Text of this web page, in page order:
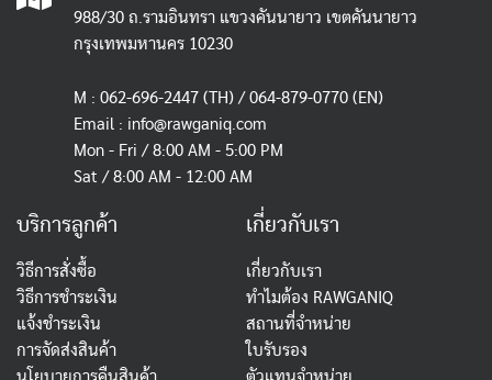
988/30 ถ.รามอินทรา แขวงคันนายาว เขตคันนายาว
กรุงเทพมหานคร 10230
M : 062-696-2447 (TH) / 064-879-0770 (EN)
Email : info@rawganiq.com
Mon - Fri / 8:00 AM - 5:00 PM
Sat / 8:00 AM - 12:00 AM
บริการลูกค้า
วิธีการสั่งซื้อ
วิธีการชำระเงิน
แจ้งชำระเงิน
การจัดส่งสินค้า
เกี่ยวกับเรา
เกี่ยวกับเรา
ทำไมต้อง RAWGANIQ
สถานที่จำหน่าย
ใบรับรอง